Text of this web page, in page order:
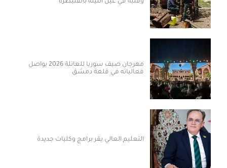
وفنية في عين التينة بالقنيطرة
مهرجان صيف سوريا للعائلة 2026 يواصل
فعالياته في قلعة دمشق
التعليم العالي يقر برامج وكليات جديدة